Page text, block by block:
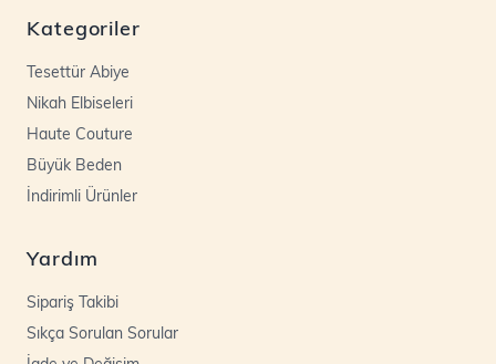
Kategoriler
Tesettür Abiye
Nikah Elbiseleri
Haute Couture
Büyük Beden
İndirimli Ürünler
Yardım
Sipariş Takibi
Sıkça Sorulan Sorular